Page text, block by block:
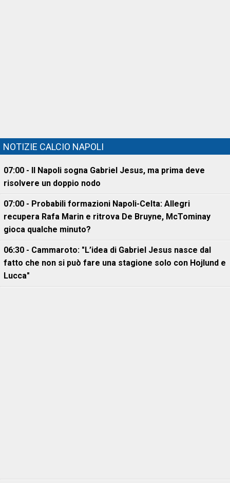
NOTIZIE CALCIO NAPOLI
07:00 - Il Napoli sogna Gabriel Jesus, ma prima deve
risolvere un doppio nodo
07:00 - Probabili formazioni Napoli-Celta: Allegri
recupera Rafa Marin e ritrova De Bruyne, McTominay
gioca qualche minuto?
06:30 - Cammaroto: "L’idea di Gabriel Jesus nasce dal
fatto che non si può fare una stagione solo con Hojlund e
Lucca"